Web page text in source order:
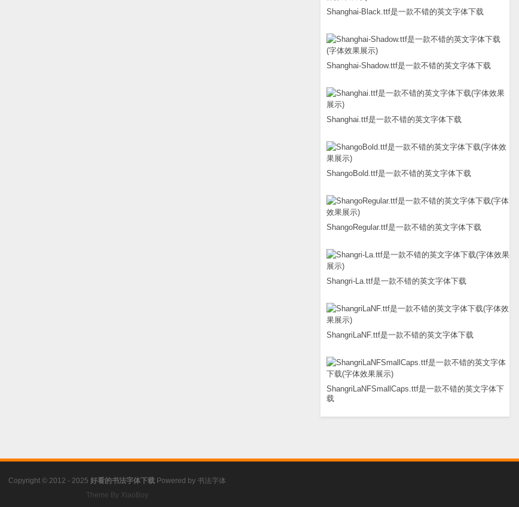
Shanghai-Black.ttf是一款不错的英文字体下载
Shanghai-Shadow.ttf是一款不错的英文字体下载
Shanghai.ttf是一款不错的英文字体下载
ShangoBold.ttf是一款不错的英文字体下载
ShangoRegular.ttf是一款不错的英文字体下载
Shangri-La.ttf是一款不错的英文字体下载
ShangriLaNF.ttf是一款不错的英文字体下载
ShangriLaNFSmallCaps.ttf是一款不错的英文字体下
载
Copyright © 2012 - 2025 好看的书法字体下载 Powered by 书法字体
Theme By XiaoBoy